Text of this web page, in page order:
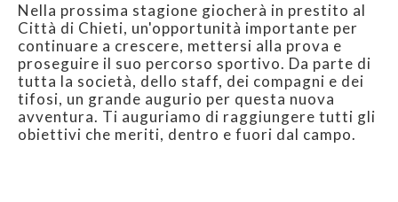
Nella prossima stagione giocherà in prestito al
Città di Chieti, un'opportunità importante per
continuare a crescere, mettersi alla prova e
proseguire il suo percorso sportivo. Da parte di
tutta la società, dello staff, dei compagni e dei
tifosi, un grande augurio per questa nuova
avventura. Ti auguriamo di raggiungere tutti gli
obiettivi che meriti, dentro e fuori dal campo.